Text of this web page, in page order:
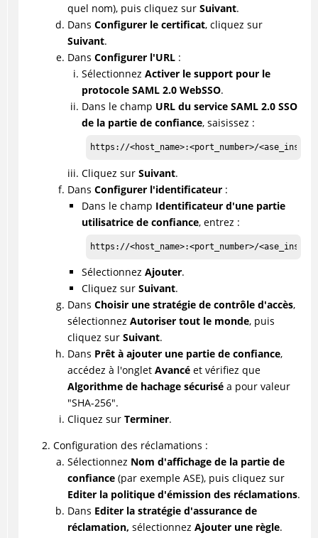
quel nom), puis cliquez sur Suivant.
Dans Configurer le certificat, cliquez sur
Suivant.
Dans Configurer l'URL:
Sélectionnez Activer le support pour le
protocole SAML 2.0 WebSSO.
Dans le champ URL du service SAML 2.0 SSO
de la partie de confiance, saisissez :
https://<host_name>:<port_number>/
Cliquez sur Suivant.
Dans Configurer l'identificateur:
Dans le champ Identificateur d'une partie
utilisatrice de confiance, entrez :
https://<host_name>:<port_number>/
Sélectionnez Ajouter.
Cliquez sur Suivant.
Dans Choisir une stratégie de contrôle d'accès,
sélectionnez Autoriser tout le monde, puis
cliquez sur Suivant.
Dans Prêt à ajouter une partie de confiance,
accédez à l'onglet Avancéet vérifiez que
Algorithme de hachage sécuriséa pour valeur
"SHA-256".
Cliquez sur Terminer.
Configuration des réclamations :
Sélectionnez Nom d'affichage de la partie de
confiance(par exemple ASE), puis cliquez sur
Editer la politique d'émission des réclamations.
Dans Editer la stratégie d'assurance de
réclamation, sélectionnez Ajouter une règle.